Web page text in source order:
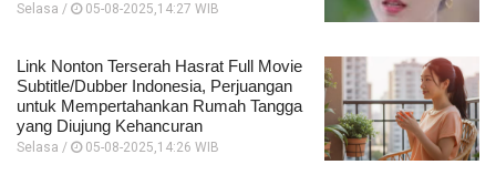
Selasa / 05-08-2025,14:27 WIB
Link Nonton Terserah Hasrat Full Movie
Subtitle/Dubber Indonesia, Perjuangan
untuk Mempertahankan Rumah Tangga
yang Diujung Kehancuran
Selasa / 05-08-2025,14:26 WIB